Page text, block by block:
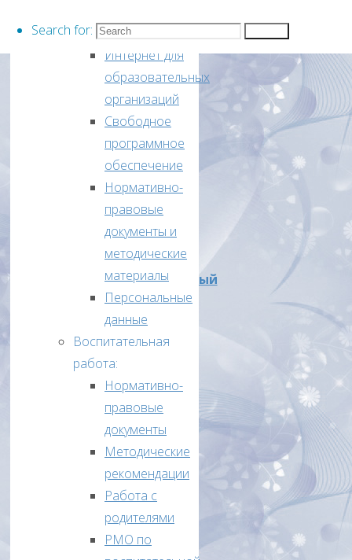
Search for:
образования
№
111/2
от
«23»
октября
2025
года
О
проведении
ВсОШ
муниципальный
этап
2025-
2026г
Приказ
от
от
23
октября
2024
года
№
95/1
Информатизация:
Интернет для
образовательных
организаций
Свободное
программное
обеспечение
Нормативно-
правовые
документы и
методические
материалы
Персональные
данные
Воспитательная
работа:
Нормативно-
правовые
документы
Методические
рекомендации
Работа с
родителями
РМО по